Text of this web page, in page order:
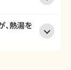
、熱湯を